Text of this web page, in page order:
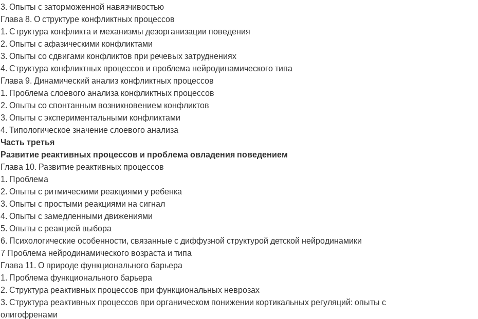
3. Опыты с заторможенной навязчивостью
Глава 8. О структуре конфликтных процессов
1. Структура конфликта и механизмы дезорганизации поведения
2. Опыты с афазическими конфликтами
3. Опыты со сдвигами конфликтов при речевых затруднениях
4. Структура конфликтных процессов и проблема нейродинамического типа
Глава 9. Динамический анализ конфликтных процессов
1. Проблема слоевого анализа конфликтных процессов
2. Опыты со спонтанным возникновением конфликтов
3. Опыты с экспериментальными конфликтами
4. Типологическое значение слоевого анализа
Часть третья
Развитие реактивных процессов и проблема овладения поведением
Глава 10. Развитие реактивных процессов
1. Проблема
2. Опыты с ритмическими реакциями у ребенка
3. Опыты с простыми реакциями на сигнал
4. Опыты с замедленными движениями
5. Опыты с реакцией выбора
6. Психологические особенности, связанные с диффузной структурой детской нейродинамики
7 Проблема нейродинамического возраста и типа
Глава 11. О природе функционального барьера
1. Проблема функционального барьера
2. Структура реактивных процессов при функциональных неврозах
3. Структура реактивных процессов при органическом понижении кортикальных регуляций: опыты с
олигофренами